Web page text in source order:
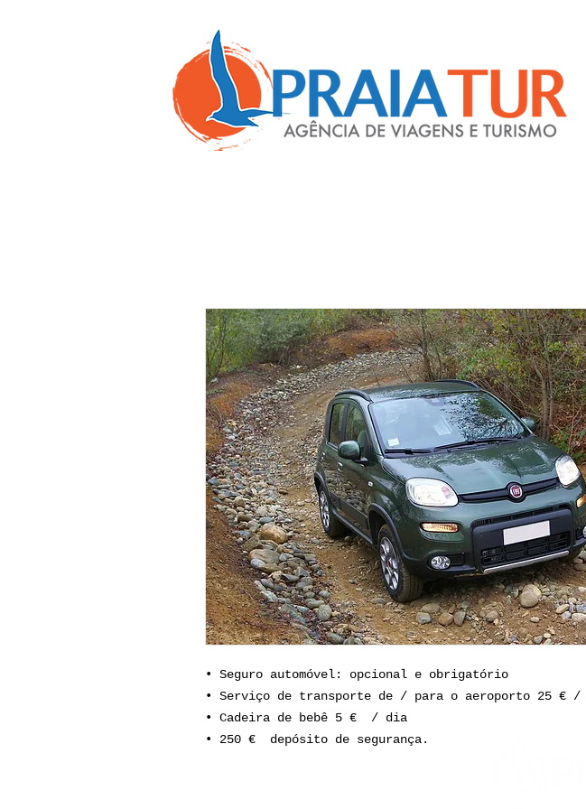
• Seguro automóvel: opcional e obrigatório
• Serviço de transporte de / para o aeroporto 25 € /
• Cadeira de bebê 5 € / dia
• 250 € depósito de segurança.